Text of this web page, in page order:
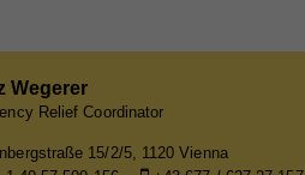
Wegerer
Relief Coordinator
15/2/5, 1120 Vienna